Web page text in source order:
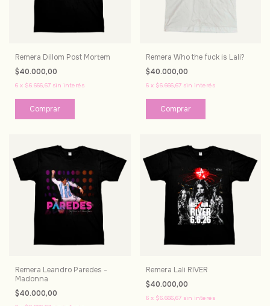
Remera Dillom Post Mortem
$40.000,00
6 x $6.666,67 sin interés
Comprar
Remera Who the fuck is Lali?
$40.000,00
6 x $6.666,67 sin interés
Comprar
Remera Leandro Paredes -
Madonna
$40.000,00
Remera Lali RIVER
$40.000,00
6 x $6.666,67 sin interés